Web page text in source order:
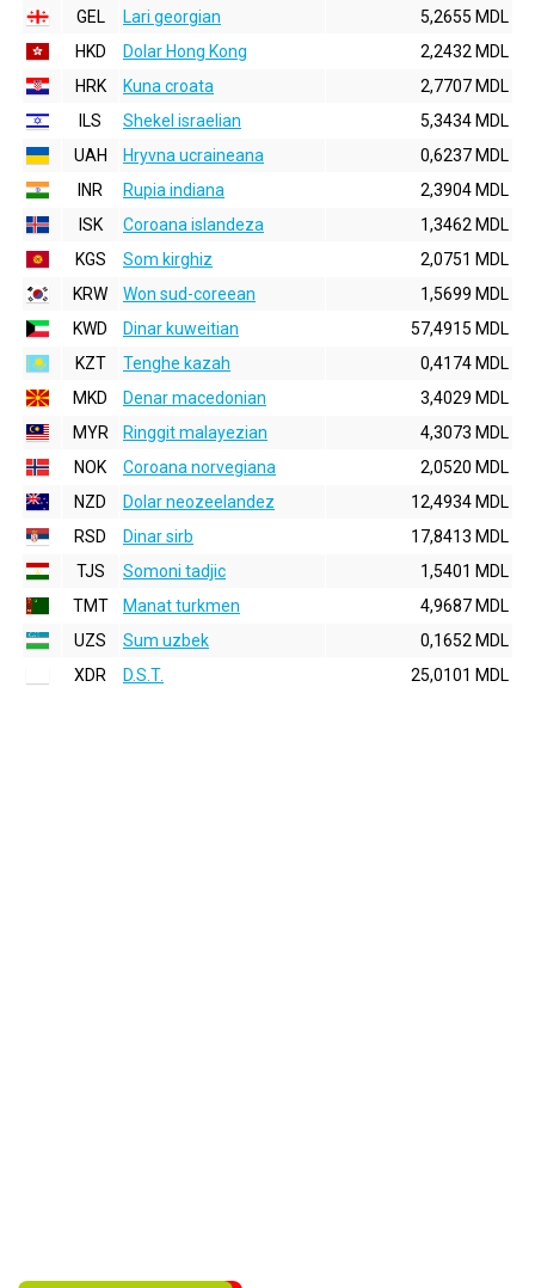
GEL
Lari georgian
5,2655 MDL
HKD
Dolar Hong Kong
2,2432 MDL
HRK
Kuna croata
2,7707 MDL
ILS
Shekel israelian
5,3434 MDL
UAH
Hryvna ucraineana
0,6237 MDL
INR
Rupia indiana
2,3904 MDL
ISK
Coroana islandeza
1,3462 MDL
KGS
Som kirghiz
2,0751 MDL
KRW
Won sud-coreean
1,5699 MDL
KWD
Dinar kuweitian
57,4915 MDL
KZT
Tenghe kazah
0,4174 MDL
MKD
Denar macedonian
3,4029 MDL
MYR
Ringgit malayezian
4,3073 MDL
NOK
Coroana norvegiana
2,0520 MDL
NZD
Dolar neozeelandez
12,4934 MDL
RSD
Dinar sirb
17,8413 MDL
TJS
Somoni tadjic
1,5401 MDL
TMT
Manat turkmen
4,9687 MDL
UZS
Sum uzbek
0,1652 MDL
XDR
D.S.T. 25,0101 MDL